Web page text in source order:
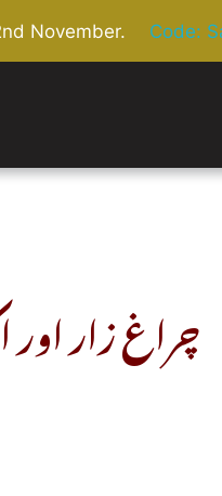
November. Code:
چراغ زار اور